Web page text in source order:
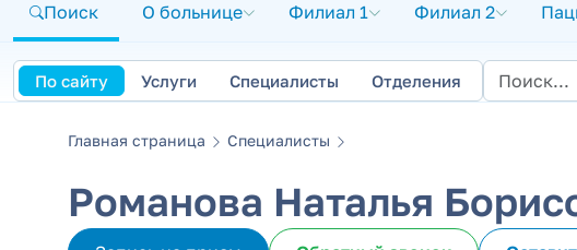
Поиск О больнице Филиал 1 Филиал 2
По сайту Услуги Специалисты Отделения
Главная страница Специалисты
Романова Наталья